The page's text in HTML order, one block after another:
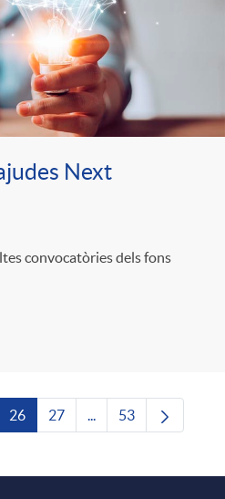
Next
convocatòries dels fons
Utilitzeu TAB per
Pàgina
26 Pàgina
27 ...Pàgines intermèdies
Pàgina
53